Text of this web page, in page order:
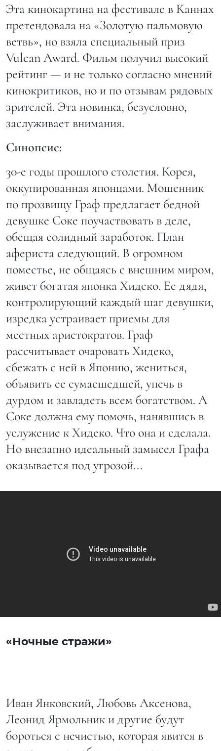
Эта кинокартина на фестивале в Каннах
претендовала на «Золотую пальмовую
ветвь», но взяла специальный приз
Vulcan Award. Фильм получил высокий
рейтинг — и не только согласно мнений
кинокритиков, но и по отзывам рядовых
зрителей. Эта новинка, безусловно,
заслуживает внимания.
Синопсис:
30-е годы прошлого столетия. Корея,
оккупированная японцами. Мошенник
по прозвищу Граф предлагает бедной
девушке Соке поучаствовать в деле,
обещая солидный заработок. План
афериста следующий. В огромном
поместье, не общаясь с внешним миром,
живет богатая японка Хидеко. Ее дядя,
контролирующий каждый шаг девушки,
изредка устраивает приемы для
местных аристократов. Граф
рассчитывает очаровать Хидеко,
сбежать с ней в Японию, жениться,
объявить ее сумасшедшей, упечь в
дурдом и завладеть всем богатством. А
Соке должна ему помочь, нанявшись в
услужение к Хидеко. Что она и сделала.
Но внезапно идеальный замысел Графа
оказывается под угрозой...
«Ночные стражи»
Иван Янковский, Любовь Аксенова,
Леонид Ярмольник и другие будут
бороться с нечистью, которая явится в